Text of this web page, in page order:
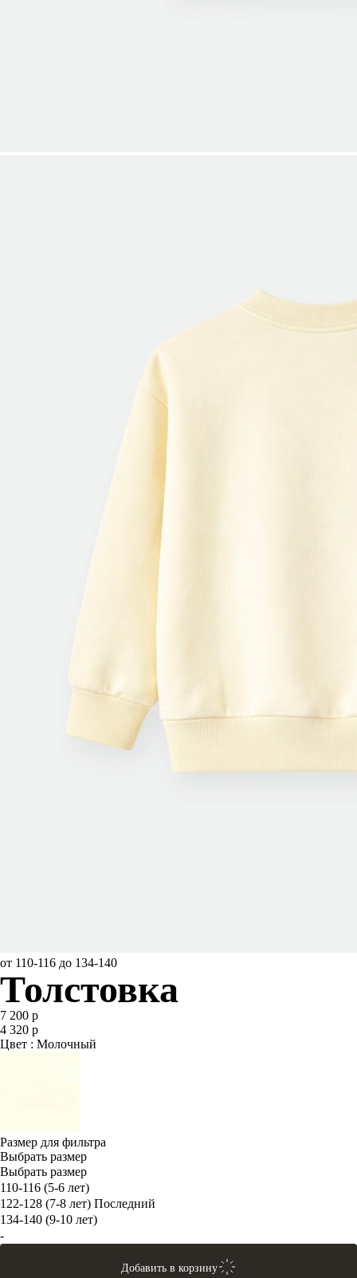
от 110-116 до 134-140
Толстовка
7 200 р
4 320 р
Цвет : Молочный
Размер для фильтра
Выбрать размер
Выбрать размер
110-116 (5-6 лет)
122-128 (7-8 лет) Последний
134-140 (9-10 лет)
-
Добавить в корзину